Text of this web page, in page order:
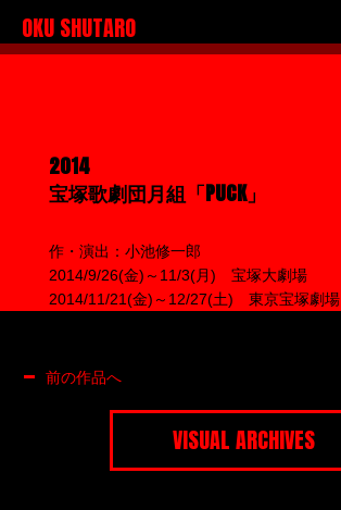
OKU SHUTARO
2014
宝塚歌劇団月組「PUCK」
作・演出：小池修一郎
2014/9/26(金)～11/3(月) 宝塚大劇場
2014/11/21(金)～12/27(土) 東京宝塚劇場
前の作品へ
VISUAL ARCHIVES